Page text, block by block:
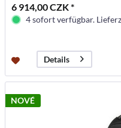
6 914,00 CZK *
4 sofort verfügbar.
Details
NOVÉ